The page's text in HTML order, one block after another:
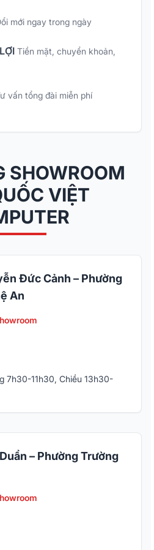
mới ngay trong ngày
Tiền mặt, chuyển khoản,
vấn tổng đài miễn phí
SHOWROOM
VIỆT
Đức Cảnh – Phường
An
7h30-11h30, Chiều 13h30-
– Phường Trường